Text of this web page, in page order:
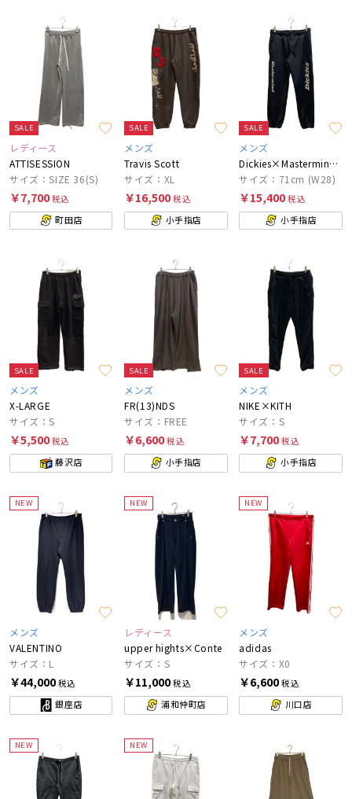
SALE
レディース
ATTISESSION
サイズ：SIZE 36(S)
￥7,700税込
町田店
SALE
メンズ
Travis Scott
サイズ：XL
￥16,500税込
小手指店
SALE
メンズ
Dickies×Mastermind JAPAN
サイズ：71cm (W28)
￥15,400税込
小手指店
SALE
メンズ
X-LARGE
サイズ：S
￥5,500税込
藤沢店
SALE
メンズ
FR(13)NDS
サイズ：FREE
￥6,600税込
小手指店
SALE
メンズ
NIKE×KITH
サイズ：S
￥7,700税込
小手指店
NEW
メンズ
VALENTINO
サイズ：L
￥44,000税込
銀座店
NEW
レディース
upper hights×Conte
サイズ：S
￥11,000税込
浦和仲町店
NEW
メンズ
adidas
サイズ：X0
￥6,600税込
川口店
NEW NEW